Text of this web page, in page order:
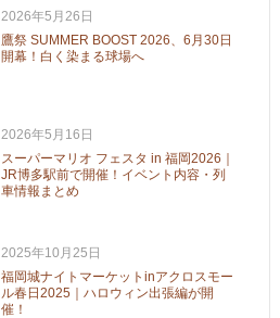
2026年5月26日
鷹祭 SUMMER BOOST 2026、6月30日
開幕！白く染まる球場へ
2026年5月16日
スーパーマリオ フェスタ in 福岡2026｜
JR博多駅前で開催！イベント内容・列
車情報まとめ
2025年10月25日
福岡城ナイトマーケットinアクロスモー
ル春日2025｜ハロウィン出張編が開
催！